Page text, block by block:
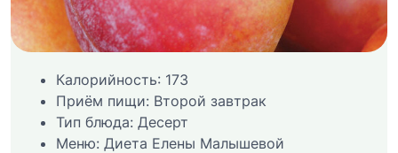
Калорийность: 173
Приём пищи: Второй завтрак
Тип блюда: Десерт
Меню: Диета Елены Малышевой